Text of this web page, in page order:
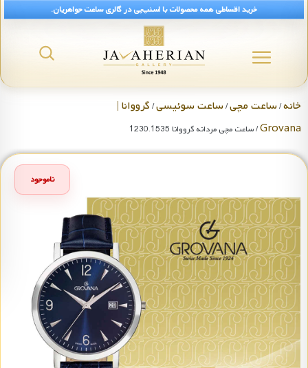
خرید اقساطی همه محصولات با اسنپ‌پی در گالری ساعت جواهریان.
خانه/ساعت مچی/ساعت سوئیسی/ گرووانا |
Grovana/ ساعت مچی مردانه گرووانا 1230.1535
ناموجود